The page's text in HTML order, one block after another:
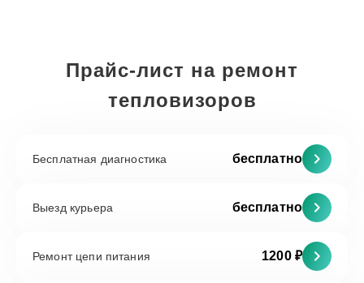
Прайс-лист на ремонт
тепловизоров
Бесплатная диагностика бесплатно
Выезд курьера бесплатно
Ремонт цепи питания 1200 ₽